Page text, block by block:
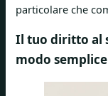
particolare che
Il tuo diritto al
modo semplice